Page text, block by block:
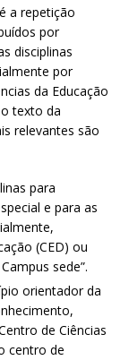
a repetição
por
disciplinas
por
da Educação
texto da
relevantes são
para
e para as
(CED) ou
sede”.
orientador da
de Ciências
centro de